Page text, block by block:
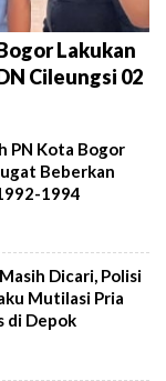
Lakukan
Cileungsi 02
PN Kota Bogor
Beberkan
1994
Dicari, Polisi
Mutilasi Pria
di Depok